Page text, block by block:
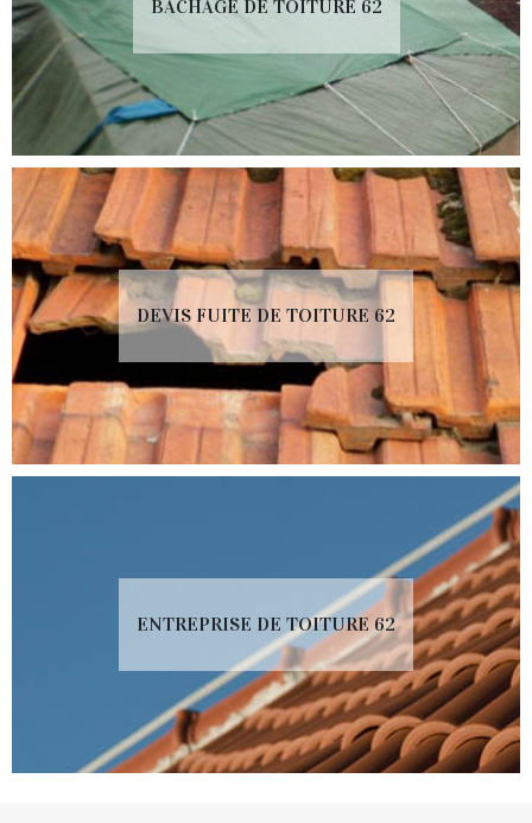
BACHAGE DE TOITURE 62
DEVIS FUITE DE TOITURE 62
ENTREPRISE DE TOITURE 62